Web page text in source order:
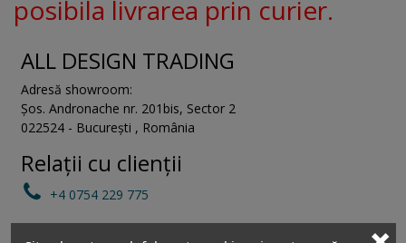
posibila livrarea prin curier.
ALL DESIGN TRADING
Adresă showroom:
Șos. Andronache nr. 201bis, Sector 2
022524 - București , România
Relații cu clienții
+4 0754 229 775